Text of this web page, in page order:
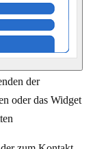
der
oder das Widget